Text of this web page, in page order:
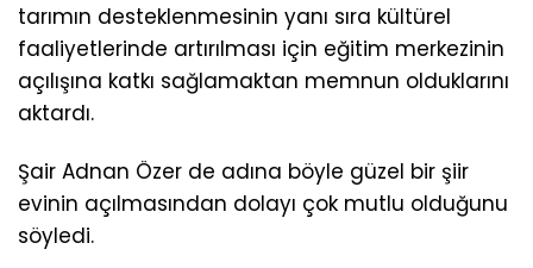
tarımın desteklenmesinin yanı sıra kültürel
faaliyetlerinde artırılması için eğitim merkezinin
açılışına katkı sağlamaktan memnun olduklarını
aktardı.
Şair Adnan Özer de adına böyle güzel bir şiir
evinin açılmasından dolayı çok mutlu olduğunu
söyledi.